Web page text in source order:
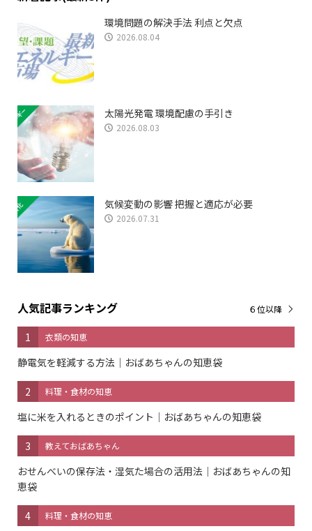
環境問題の解決手法 利点と欠点
2026.08.04
太陽光発電 環境配慮の手引き
2026.08.03
気候変動の影響 把握と適応が必要
2026.07.31
人気記事ランキング
1 衣類の知恵
静電気を軽減する方法｜おばあちゃんの知恵袋
2 料理・食材の知恵
塩に米を入れるときのポイント｜おばあちゃんの知恵袋
3 教えておばあちゃん
おせんべいの保存法・湿気た場合の活用法｜おばあちゃんの知
恵袋
4 料理・食材の知恵
６位以降